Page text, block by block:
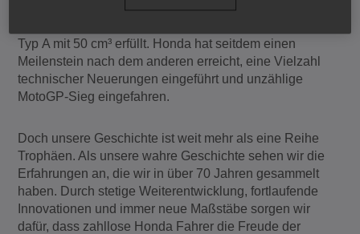
Soichiro Honda, unser Gründer, hatte Träume. Seinen
Typ A mit 50 cm³ erfüllt. Honda hat seitdem einen
Meilenstein nach dem anderen erreicht, eine Vielzahl
technischer Neuerungen eingeführt und unzählige
MotoGP-Sieg eingefahren.
Doch unsere Geschichte ist weit mehr als eine Reihe
Trophäen. Als unsere wahre Geschichte sehen wir die
Erfahrungen an, die wir in über 70 Jahren gesammelt
haben. Durch stetige Weiterentwicklung, fortlaufende
Innovationen und immer neue Maßstäbe sorgen wir
dafür, dass zahllose Honda Fahrer die Freude der